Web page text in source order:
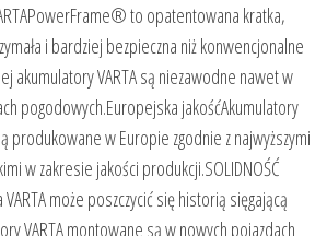
to opatentowana kratka,
i bardziej bezpieczna niż konwencjonalne
akumulatory VARTA są niezawodne nawet w
pogodowych.Europejska jakośćAkumulatory
produkowane w Europie zgodnie z najwyższymi
w zakresie jakości produkcji.SOLIDNOŚĆ
VARTA może poszczycić się historią sięgającą
VARTA montowane są w nowych pojazdach